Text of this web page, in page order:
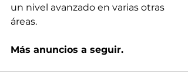
un nivel avanzado en varias otras
áreas.
Más anuncios a seguir.